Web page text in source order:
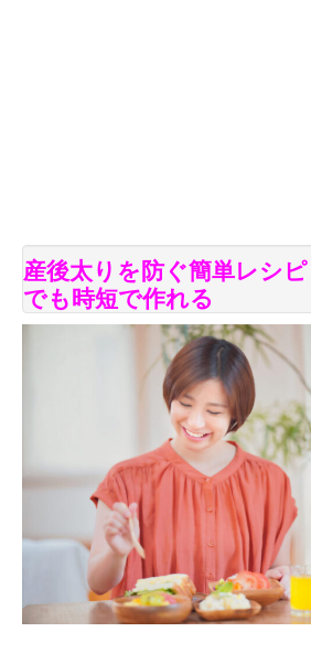
産後太りを防ぐ簡単レシ
でも時短で作れる